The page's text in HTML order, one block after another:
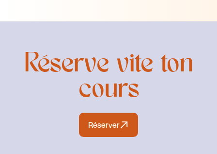
Réserve vite ton
cours
Réserver
Réserver